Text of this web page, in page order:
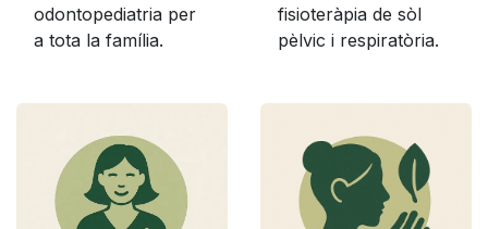
odontopediatria per
a tota la família.
fisioteràpia de sòl
pèlvic i respiratòria.